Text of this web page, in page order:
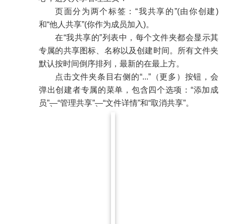
页面分为两个标签：“我共享的”(由你创建)
和“他人共享”(你作为成员加入)。
在“我共享的”列表中，每个文件夹都会显示其
专属的共享图标、名称以及创建时间。所有文件夹
默认按时间倒序排列，最新的在最上方。
点击文件夹条目右侧的“...”（更多）按钮，会
弹出创建者专属的菜单，包含四个选项：“添加成
员”、“管理共享”、“文件详情”和“取消共享”。